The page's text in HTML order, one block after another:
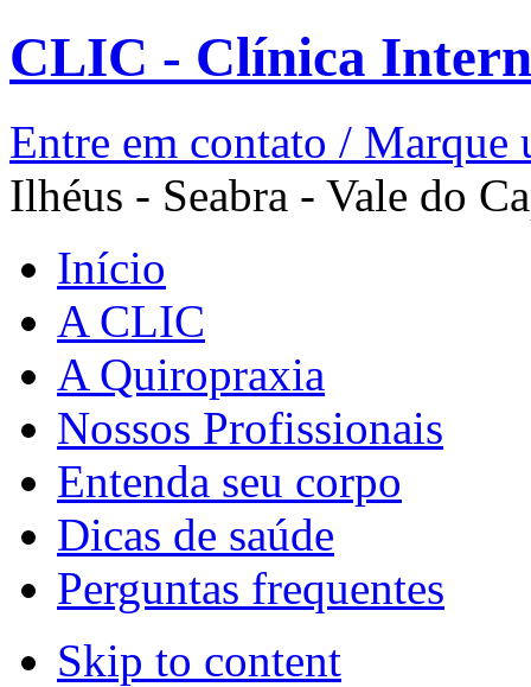
CLIC - Clínica
Entre em contato / Marque
Ilhéus - Seabra - Vale do
Início
A CLIC
A Quiropraxia
Nossos Profissionais
Entenda seu corpo
Dicas de saúde
Perguntas frequentes
Skip to content